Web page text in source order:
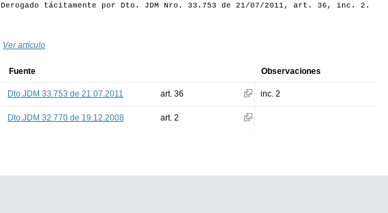
Derogado tácitamente por Dto. JDM Nro. 33.753 de 21/07/2011, art. 36, inc. 2.
Ver artículo
Fuente Observaciones
Dto.JDM 33.753 de 21.07.2011 art. 36 inc. 2
Dto.JDM 32.770 de 19.12.2008 art. 2